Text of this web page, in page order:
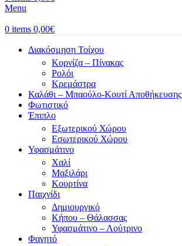
Menu
0 items 0,00€
Διακόσμηση Τοίχου
Κορνίζα – Πίνακας
Ρολόι
Κρεμάστρα
Καλάθι – Μπαούλο-Κουτί Αποθήκευσης
Φωτιστικό
Έπιπλο
Εξωτερικού Χώρου
Εσωτερικού Χώρου
Υφασμάτινο
Χαλί
Μαξιλάρι
Κουρτίνα
Παιχνίδι
Δημιουργικό
Κήπου – Θάλασσας
Υφασμάτινο – Λούτρινο
Φαγητό